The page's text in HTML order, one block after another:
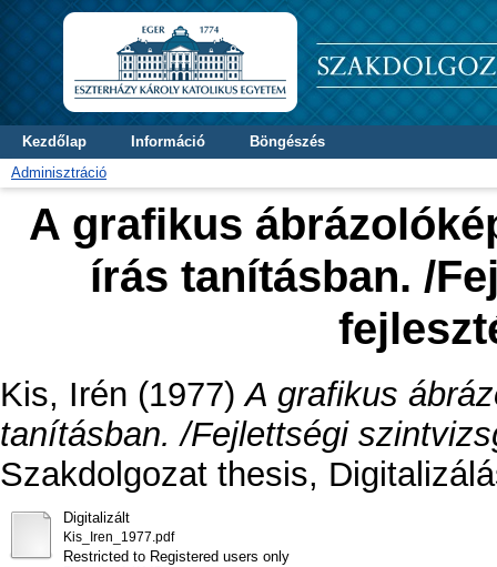
Kezdőlap Információ
Böngészés
Adminisztráció
A grafikus
írás tanításban. /
Kis, Irén (1977)A grafikus
tanításban. /Fejlettségi
Szakdolgozat thesis,
Digitalizált
Kis_Iren_1977.pdf
Restricted to Registered users only